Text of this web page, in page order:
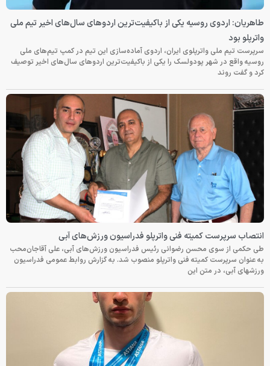
طاهریان: اردوی روسیه یکی از باکیفیت‌ترین اردوهای سال‌های اخیر تیم ملی
واترپلو بود
سرپرست تیم ملی واترپلوی ایران، اردوی آماده‌سازی این تیم در کمپ تیم‌های ملی
روسیه واقع در شهر پودولسک را یکی از باکیفیت‌ترین اردوهای سال‌های اخیر توصیف
کرد و گفت روند
انتصاب سرپرست کمیته فنی واترپلو فدراسیون ورزش‌های آبی
طی حکمی از سوی محسن رضوانی رئیس فدراسیون ورزش‌های آبی، علی آقاجان‌محب
به عنوان سرپرست کمیته فنی واترپلو منصوب شد. به گزارش روابط عمومی فدراسیون
ورزشهای آبی، در متن این